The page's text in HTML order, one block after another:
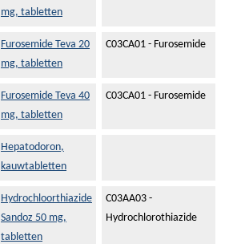
mg, tabletten
Furosemide Teva 20
mg, tabletten
C03CA01 - Furosemide
Furosemide Teva 40
mg, tabletten
C03CA01 - Furosemide
Hepatodoron,
kauwtabletten
Hydrochloorthiazide
Sandoz 50 mg,
tabletten
C03AA03 -
Hydrochlorothiazide